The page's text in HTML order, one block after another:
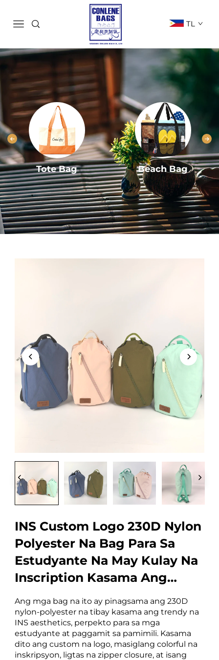
TL
Tote Bag Beach Bag
INS Custom Logo 230D Nylon
Polyester Na Bag Para Sa
Estudyante Na May Kulay Na
Inscription Kasama Ang
Zipper At Pocket Para Sa
Pamimili
Ang mga bag na ito ay pinagsama ang 230D
nylon-polyester na tibay kasama ang trendy na
INS aesthetics, perpekto para sa mga
estudyante at paggamit sa pamimili. Kasama
dito ang custom na logo, masiglang colorful na
inskripsyon, ligtas na zipper closure, at isang